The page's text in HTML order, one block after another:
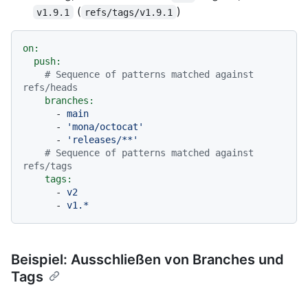
v1.9.1 ( refs/tags/v1.9.1 )
on:
push:
# Sequence of patterns matched against
refs/heads
branches:
-
main
-
'mona/octocat'
-
'releases/**'
# Sequence of patterns matched against
refs/tags
tags:
-
v2
-
v1.*
Beispiel: Ausschließen von Branches und
Tags